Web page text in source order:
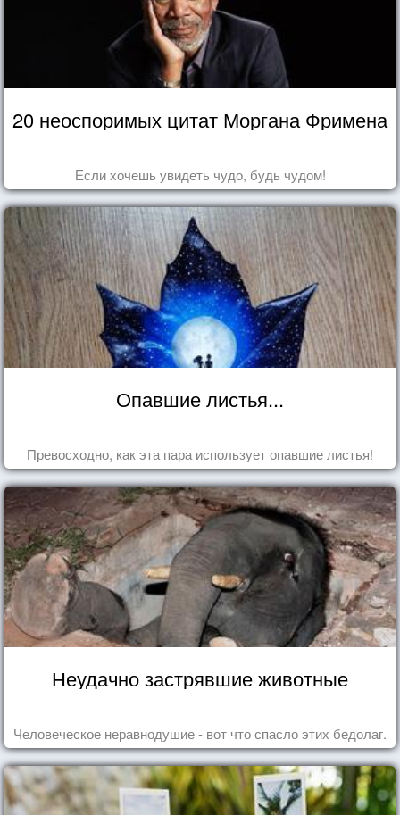
20 неоспоримых цитат Моргана Фримена
Если хочешь увидеть чудо, будь чудом!
Опавшие листья...
Превосходно, как эта пара использует опавшие листья!
Неудачно застрявшие животные
Человеческое неравнодушие - вот что спасло этих бедолаг.